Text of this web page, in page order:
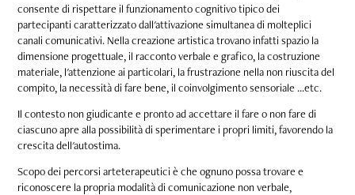
consente di rispettare il funzionamento cognitivo tipico dei
partecipanti caratterizzato dall'attivazione simultanea di molteplici
canali comunicativi. Nella creazione artistica trovano infatti spazio la
dimensione progettuale, il racconto verbale e grafico, la costruzione
materiale, l'attenzione ai particolari, la frustrazione nella non riuscita del
compito, la necessità di fare bene, il coinvolgimento sensoriale ...etc.
Il contesto non giudicante e pronto ad accettare il fare o non fare di
ciascuno apre alla possibilità di sperimentare i propri limiti, favorendo la
crescita dell'autostima.
Scopo dei percorsi arteterapeutici è che ognuno possa trovare e
riconoscere la propria modalità di comunicazione non verbale,